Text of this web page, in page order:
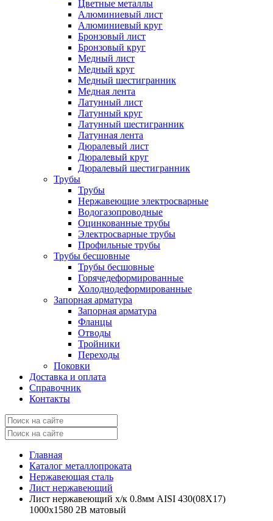
Цветные металлы
Алюминиевый лист
Алюминиевый круг
Бронзовый лист
Бронзовый круг
Медный лист
Медный круг
Медный шестигранник
Медная лента
Латунный лист
Латунный круг
Латунный шестигранник
Латунная лента
Дюралевый лист
Дюралевый круг
Дюралевый шестигранник
Трубы
Трубы
Нержавеющие электросварные
Водогазопроводные
Оцинкованные трубы
Электросварные трубы
Профильные трубы
Трубы бесшовные
Трубы бесшовные
Горячедеформированные
Холоднодеформированные
Запорная арматура
Запорная арматура
Фланцы
Отводы
Тройники
Переходы
Поковки
Доставка и оплата
Справочник
Контакты
Главная
Каталог металлопроката
Нержавеющая сталь
Лист нержавеющий
Лист нержавеющий х/к 0.8мм AISI 430(08X17)
1000х1580 2B матовый